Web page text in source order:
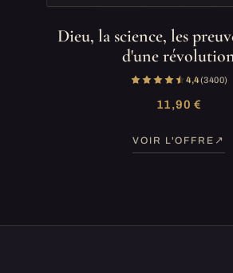
Dieu, la science, les
d'une
4,4(3 400)
11,90 €
VOIR L'OFFRE